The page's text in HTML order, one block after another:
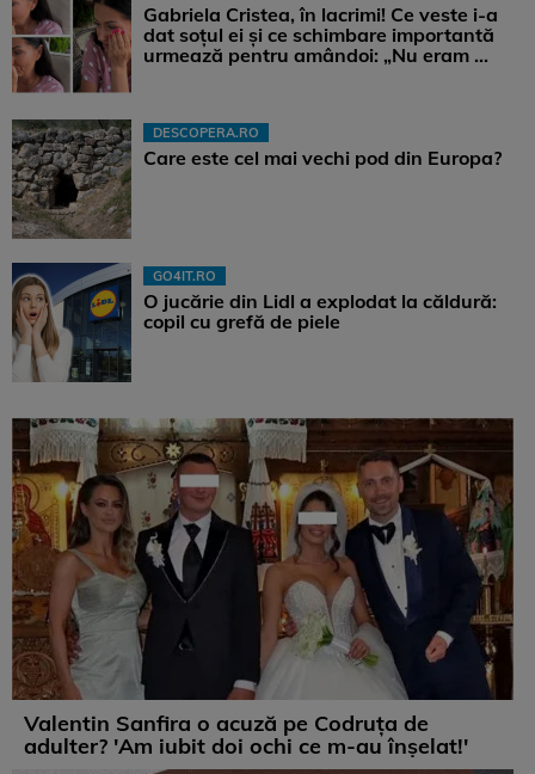
Gabriela Cristea, în lacrimi! Ce veste i-a
dat soțul ei și ce schimbare importantă
urmează pentru amândoi: „Nu eram ...
DESCOPERA.RO
Care este cel mai vechi pod din Europa?
GO4IT.RO
O jucărie din Lidl a explodat la căldură:
copil cu grefă de piele
Valentin Sanfira o acuză pe Codruța de
adulter? 'Am iubit doi ochi ce m-au înșelat!'